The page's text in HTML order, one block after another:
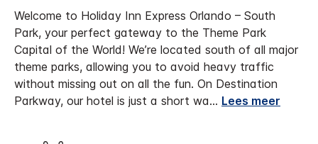
Welcome to Holiday Inn Express Orlando – South
Park, your perfect gateway to the Theme Park
Capital of the World! We’re located south of all major
theme parks, allowing you to avoid heavy traffic
without missing out on all the fun. On Destination
Parkway, our hotel is just a short wa... Lees meer